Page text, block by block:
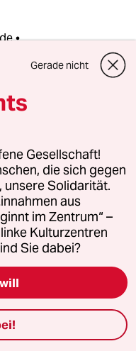
•
=>
hat
die Macht
in welcher
bestimmt
reagieren sollen.
die
einer
präsentiert,
zur
dass die
das
beginnt.”
uns zu
Gerade nicht
Gesellschaft!
die sich gegen
unsere Solidarität.
aus
im Zentrum“ –
Kulturzentren
Sie dabei?